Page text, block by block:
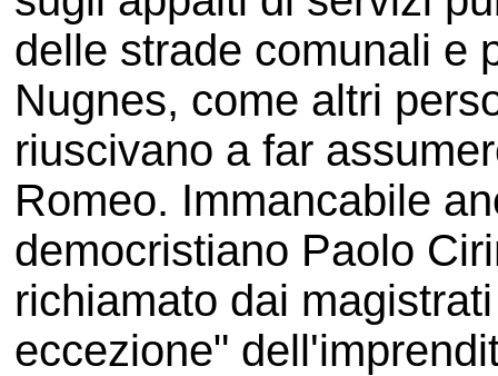
delle strade comunali e
Nugnes, come altri
riuscivano a far
Romeo. Immancabile
democristiano Paolo
richiamato dai
eccezione"